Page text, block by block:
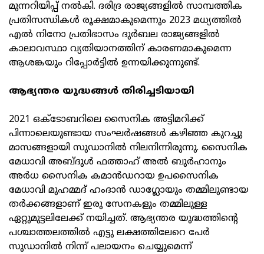
മുന്നറിയിപ്പ് നല്‍കി. ദരിദ്ര രാജ്യങ്ങളില്‍ സാമ്പത്തിക
പ്രതിസന്ധികള്‍ രൂക്ഷമാകുമെന്നും 2023 മധ്യത്തില്‍
എല്‍ നിനോ പ്രതിഭാസം ദുര്‍ബല രാജ്യങ്ങളില്‍
കാലാവസ്ഥാ വ്യതിയാനത്തിന് കാരണമാകുമെന്ന
ആശങ്കയും റിപ്പോര്‍ട്ടില്‍ ഉന്നയിക്കുന്നുണ്ട്.
ആഭ്യന്തര യുദ്ധങ്ങള്‍ തിരിച്ചടിയായി
2021 ഒക്‌ടോബറിലെ സൈനിക അട്ടിമറിക്ക്
പിന്നാലെയുണ്ടായ സംഘര്‍ഷങ്ങള്‍ കഴിഞ്ഞ കുറച്ചു
മാസങ്ങളായി സുഡാനില്‍ നിലനിന്നിരുന്നു. സൈനിക
മേധാവി അബ്ദുള്‍ ഫത്താഹ് അല്‍ ബുര്‍ഹാനും
അര്‍ധ സൈനിക കമാന്‍ഡറായ ഉപസൈനിക
മേധാവി മുഹമ്മദ് ഹംദാന്‍ ഡാഗ്ലോയും തമ്മിലുണ്ടായ
തര്‍ക്കങ്ങളാണ് ഇരു സേനകളും തമ്മിലുള്ള
ഏറ്റുമുട്ടലിലേക്ക് നയിച്ചത്. ആഭ്യന്തര യുദ്ധത്തിന്റെ
പശ്ചാത്തലത്തില്‍ എട്ടു ലക്ഷത്തിലേറെ പേര്‍
സുഡാനില്‍ നിന്ന് പലായനം ചെയ്യുമെന്ന്